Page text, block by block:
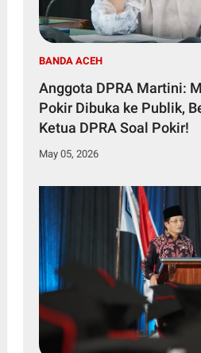
BANDA ACEH
Anggota DPRA Martini:
Pokir Dibuka ke Publik,
Ketua DPRA Soal Pokir!
May 05, 2026